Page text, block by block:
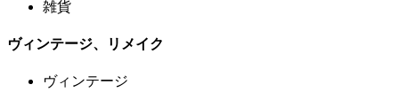
雑貨
ヴィンテージ、リメイク
ヴィンテージ